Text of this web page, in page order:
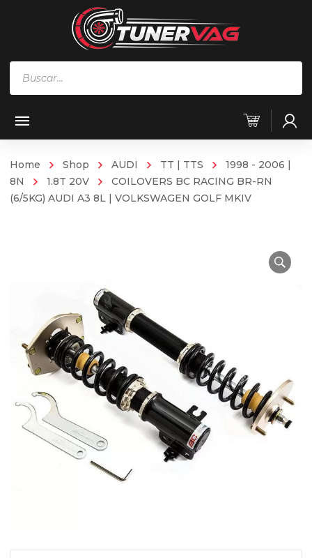
Home Shop AUDI TT | TTS
1998 - 2006 |
8N
1.8T 20V
COILOVERS BC RACING BR-RN
(6/5KG) AUDI A3 8L | VOLKSWAGEN GOLF MKIV